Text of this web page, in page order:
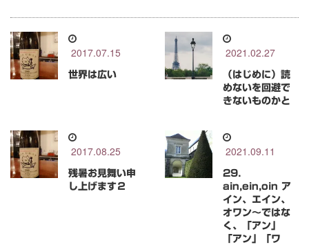
2017.07.15
世界は広い
2021.02.27
（はじめに）読
めないを回避で
きないものかと
2017.08.25
残暑お見舞い申
し上げます２
2021.09.11
29．
ain,ein,oin ア
イン、エイン、
オワン～ではな
く、「アン」
「アン」「ワ